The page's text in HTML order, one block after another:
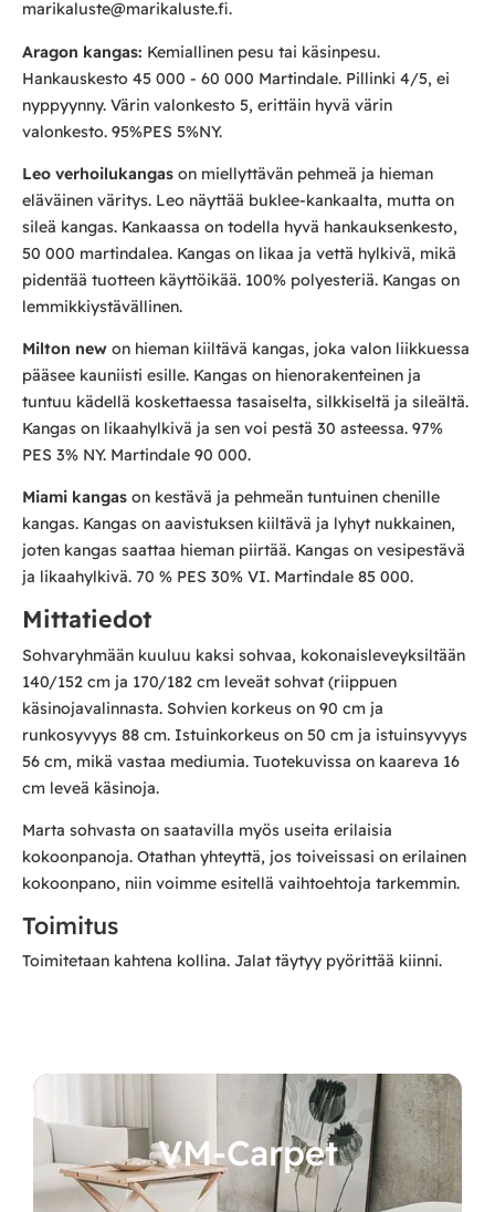
marikaluste@marikaluste.fi.
Aragon kangas: Kemiallinen pesu tai käsinpesu.
Hankauskesto 45 000 - 60 000 Martindale. Pillinki 4/5, ei
nyppyynny. Värin valonkesto 5, erittäin hyvä värin
valonkesto. 95%PES 5%NY.
Leo verhoilukangas on miellyttävän pehmeä ja hieman
eläväinen väritys. Leo näyttää buklee-kankaalta, mutta on
sileä kangas. Kankaassa on todella hyvä hankauksenkesto,
50 000 martindalea. Kangas on likaa ja vettä hylkivä, mikä
pidentää tuotteen käyttöikää. 100% polyesteriä. Kangas on
lemmikkiystävällinen.
Milton new on hieman kiiltävä kangas, joka valon liikkuessa
pääsee kauniisti esille. Kangas on hienorakenteinen ja
tuntuu kädellä koskettaessa tasaiselta, silkkiseltä ja sileältä.
Kangas on likaahylkivä ja sen voi pestä 30 asteessa. 97%
PES 3% NY. Martindale 90 000.
Miami kangas on kestävä ja pehmeän tuntuinen chenille
kangas. Kangas on aavistuksen kiiltävä ja lyhyt nukkainen,
joten kangas saattaa hieman piirtää. Kangas on vesipestävä
ja likaahylkivä. 70 % PES 30% VI. Martindale 85 000.
Mittatiedot
Sohvaryhmään kuuluu kaksi sohvaa, kokonaisleveyksiltään
140/152 cm ja 170/182 cm leveät sohvat (riippuen
käsinojavalinnasta. Sohvien korkeus on 90 cm ja
runkosyvyys 88 cm. Istuinkorkeus on 50 cm ja istuinsyvyys
56 cm, mikä vastaa mediumia. Tuotekuvissa on kaareva 16
cm leveä käsinoja.
Marta sohvasta on saatavilla myös useita erilaisia
kokoonpanoja. Otathan yhteyttä, jos toiveissasi on erilainen
kokoonpano, niin voimme esitellä vaihtoehtoja tarkemmin.
Toimitus
Toimitetaan kahtena kollina. Jalat täytyy pyörittää kiinni.
VM-Carpet